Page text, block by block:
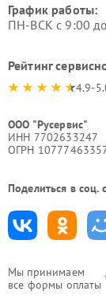
Мы принимаем
все формы оплаты
График работы:
ПН-ВСК с 9:00
Рейтинг
4.9-
ООО "Русервис"
ИНН 7702633247
ОГРН
Поделиться в соц.